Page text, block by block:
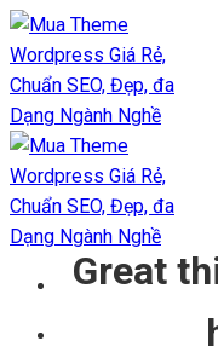
Chuyển
đến
nội
dung
Great